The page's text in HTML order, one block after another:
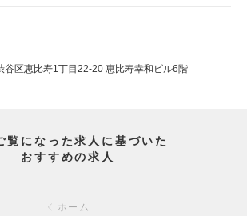
区恵比寿1丁目22-20 恵比寿幸和ビル6階
覧になった求人に基づいた
おすすめの求人
ホーム